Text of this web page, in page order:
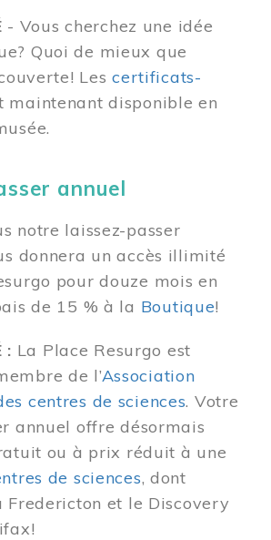
- Vous cherchez une idée
Quoi de mieux que
Lescertificats-
maintenant disponible en
annuel
notre laissez-passer
donnera un accès illimité
pour douze mois en
de 15 % à la Boutique!
: La Place Resurgo est
de l’Association
centres de sciences. Votre
annuel offre désormais
ou à prix réduit à une
de sciences, dont
Fredericton et le Discovery